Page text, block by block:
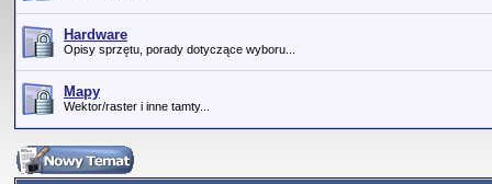
Hardware
Opisy sprzętu, porady dotyczące wyboru...
Mapy
Wektor/raster i inne tamty...